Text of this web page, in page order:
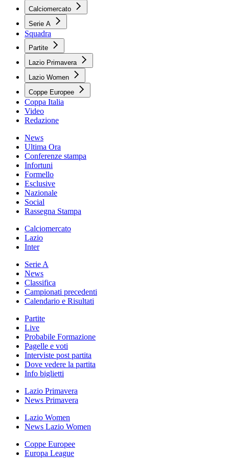
Calciomercato
Serie A
Squadra
Partite
Lazio Primavera
Lazio Women
Coppe Europee
Coppa Italia
Video
Redazione
News
Ultima Ora
Conferenze stampa
Infortuni
Formello
Esclusive
Nazionale
Social
Rassegna Stampa
Calciomercato
Lazio
Inter
Serie A
News
Classifica
Campionati precedenti
Calendario e Risultati
Partite
Live
Probabile Formazione
Pagelle e voti
Interviste post partita
Dove vedere la partita
Info biglietti
Lazio Primavera
News Primavera
Lazio Women
News Lazio Women
Coppe Europee
Europa League